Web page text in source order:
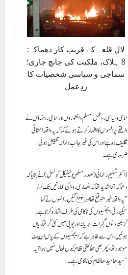
لال قلعہ کے قریب کار دھماکہ:
8 ہلاک، ملکیت کی جانچ جاری؛
سماجی و سیاسی شخصیات کا
ردِعمل
سماجی و سیاسی ردِ عمل: مسلم دانشوروں اور سماجی رہنماؤں نے
واقعے پر افسوس کا اظہار کرتے ہوئے کہا کہ یہ واقعہ انتہائی
تکلیف دہ ہے اور اس کی غیر جانب دارانہ تفتیش ہونی
ضروری ہے۔
ڈاکٹر تسلیم رحمانی (صدر مسلم پولیٹیکل کونسل) نے بتایا کہ
دھماکہ اتنا شدید تھا کہ انصاری روڈ کی عمارتیں تک لرز
گئیں۔ انہوں نے کہا: “یہ واقعہ غیر متوقع تھا اور
سیکیورٹی ایجنسیوں کی ناکامی کی طرف اشارہ کرتا ہے۔
گزشتہ دنوں گجرات، ہریانہ اور یوپی میں کئی گرفتاریاں
ہوئیں، اس سے ظاہر ہے کہ ایجنسیوں کے پاس ان پٹ
موجود تھا، پھر بھی حفاظتی نظام کیوں فعال نہیں ہوا؟ یہ
سیدھا سیدھا نظام کی ناکامی ہے۔”